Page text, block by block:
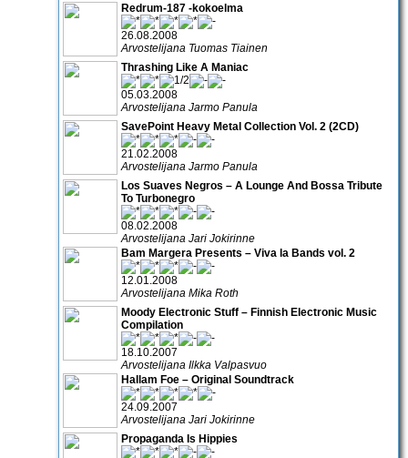
Redrum-187 -kokoelma
26.08.2008
Arvostelijana Tuomas Tiainen
Thrashing Like A Maniac
05.03.2008
Arvostelijana Jarmo Panula
SavePoint Heavy Metal Collection Vol. 2 (2CD)
21.02.2008
Arvostelijana Jarmo Panula
Los Suaves Negros – A Lounge And Bossa Tribute
To Turbonegro
08.02.2008
Arvostelijana Jari Jokirinne
Bam Margera Presents – Viva la Bands vol. 2
12.01.2008
Arvostelijana Mika Roth
Moody Electronic Stuff – Finnish Electronic Music
Compilation
18.10.2007
Arvostelijana Ilkka Valpasvuo
Hallam Foe – Original Soundtrack
24.09.2007
Arvostelijana Jari Jokirinne
Propaganda Is Hippies